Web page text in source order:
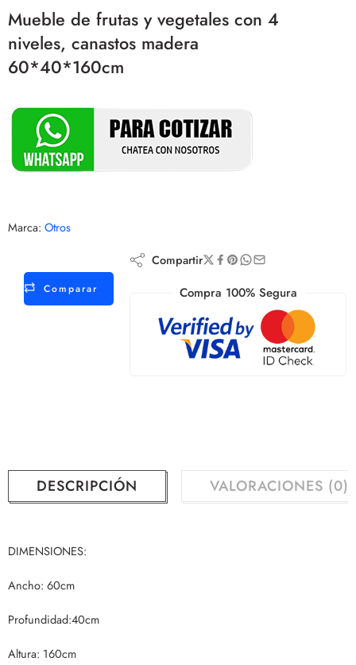
Mueble de frutas y vegetales con 4
niveles, canastos madera
60*40*160cm
Marca: Otros
Comparar
Compartir
Compra 100% Segura
DESCRIPCIÓN VALORACIONES (0)
DIMENSIONES:
Ancho: 60cm
Profundidad:40cm
Altura: 160cm